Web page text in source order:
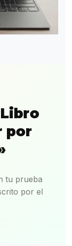
por
tu prueba
por el